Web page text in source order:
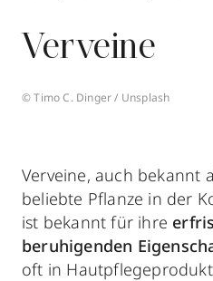
Über YBPN
Aktionen
Verveine
© Timo C. Dinger / Unsplash
Verveine, auch bekannt
beliebte Pflanze in der
ist bekannt für ihre
beruhigenden
oft in